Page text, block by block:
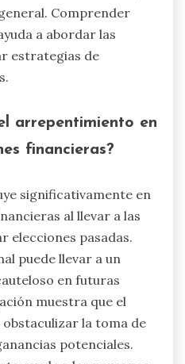
Comprender
a abordar las
estrategias de
arrepentimiento en
financieras?
significativamente en
al llevar a las
elecciones pasadas.
puede llevar a un
en futuras
muestra que el
la toma de
potenciales.